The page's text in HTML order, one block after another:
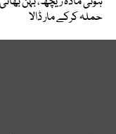
حملہ کرکے مار ڈالا